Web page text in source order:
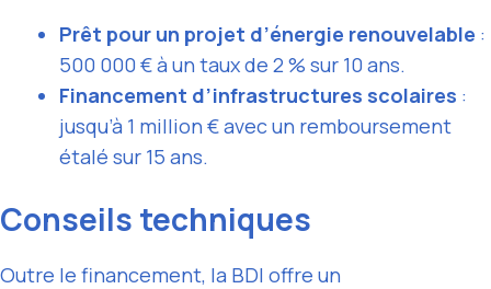
Prêt pour un projet d’énergie renouvelable :
500 000 € à un taux de 2 % sur 10 ans.
Financement d’infrastructures scolaires :
jusqu’à 1 million € avec un remboursement
étalé sur 15 ans.
Conseils techniques
Outre le financement, la BDI offre un